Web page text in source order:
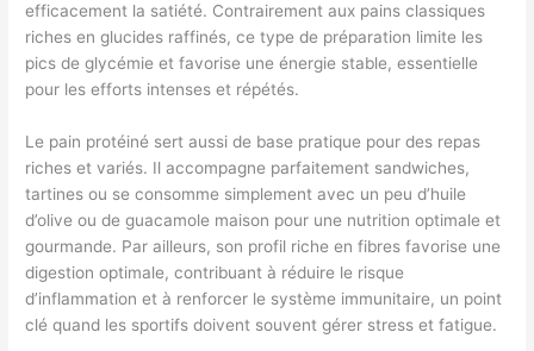
efficacement la satiété. Contrairement aux pains classiques
riches en glucides raffinés, ce type de préparation limite les
pics de glycémie et favorise une énergie stable, essentielle
pour les efforts intenses et répétés.
Le pain protéiné sert aussi de base pratique pour des repas
riches et variés. Il accompagne parfaitement sandwiches,
tartines ou se consomme simplement avec un peu d’huile
d’olive ou de guacamole maison pour une nutrition optimale et
gourmande. Par ailleurs, son profil riche en fibres favorise une
digestion optimale, contribuant à réduire le risque
d’inflammation et à renforcer le système immunitaire, un point
clé quand les sportifs doivent souvent gérer stress et fatigue.